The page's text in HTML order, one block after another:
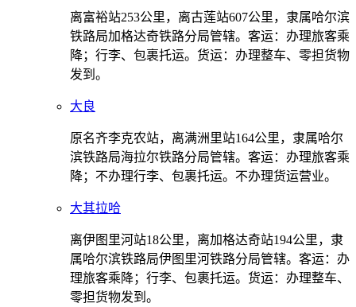
离富裕站253公里，离古莲站607公里，隶属哈尔滨
铁路局加格达奇铁路分局管辖。客运：办理旅客乘
降；行李、包裹托运。货运：办理整车、零担货物
发到。
大良
原名齐李克农站，离满洲里站164公里，隶属哈尔
滨铁路局海拉尔铁路分局管辖。客运：办理旅客乘
降；不办理行李、包裹托运。不办理货运营业。
大其拉哈
离伊图里河站18公里，离加格达奇站194公里，隶
属哈尔滨铁路局伊图里河铁路分局管辖。客运：办
理旅客乘降；行李、包裹托运。货运：办理整车、
零担货物发到。